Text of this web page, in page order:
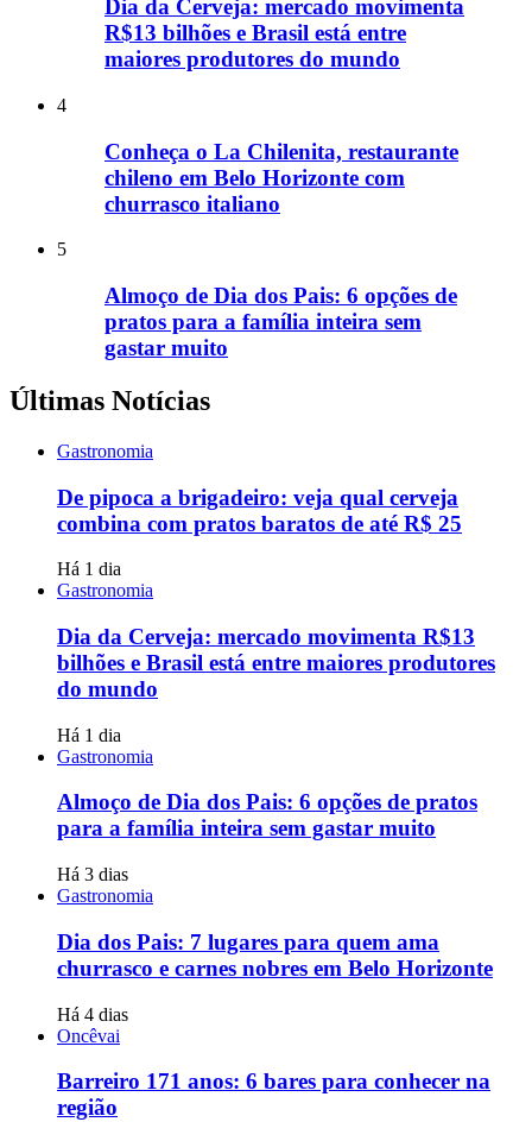
Dia da Cerveja: mercado movimenta
R$13 bilhões e Brasil está entre
maiores produtores do mundo
4
Conheça o La Chilenita, restaurante
chileno em Belo Horizonte com
churrasco italiano
5
Almoço de Dia dos Pais: 6 opções de
pratos para a família inteira sem
gastar muito
Últimas Notícias
Gastronomia
De pipoca a brigadeiro: veja qual cerveja
combina com pratos baratos de até R$ 25
Há 1 dia
Gastronomia
Dia da Cerveja: mercado movimenta R$13
bilhões e Brasil está entre maiores produtores
do mundo
Há 1 dia
Gastronomia
Almoço de Dia dos Pais: 6 opções de pratos
para a família inteira sem gastar muito
Há 3 dias
Gastronomia
Dia dos Pais: 7 lugares para quem ama
churrasco e carnes nobres em Belo Horizonte
Há 4 dias
Oncêvai
Barreiro 171 anos: 6 bares para conhecer na
região